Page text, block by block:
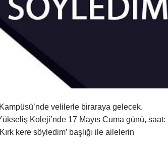
velilerle biraraya gelecek.
Koleji’nde 17 Mayıs Cuma günü, saat:
kere söyledim’ başlığı ile ailelerin